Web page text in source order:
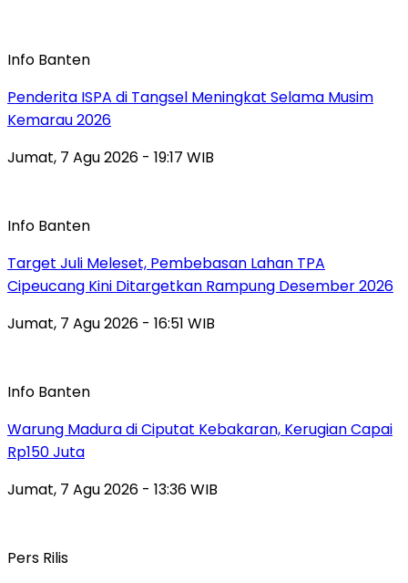
Info Banten
Penderita ISPA di Tangsel Meningkat Selama Musim
Kemarau 2026
Jumat, 7 Agu 2026 - 19:17 WIB
Info Banten
Target Juli Meleset, Pembebasan Lahan TPA
Cipeucang Kini Ditargetkan Rampung Desember 2026
Jumat, 7 Agu 2026 - 16:51 WIB
Info Banten
Warung Madura di Ciputat Kebakaran, Kerugian Capai
Rp150 Juta
Jumat, 7 Agu 2026 - 13:36 WIB
Pers Rilis